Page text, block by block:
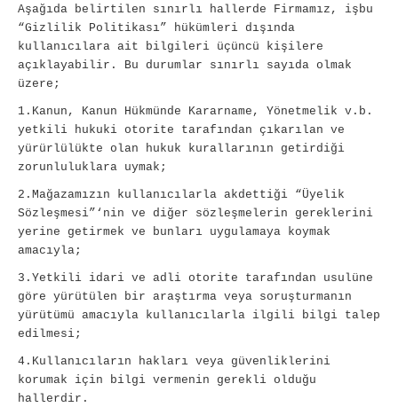
Aşağıda belirtilen sınırlı hallerde Firmamız, işbu
“Gizlilik Politikası” hükümleri dışında
kullanıcılara ait bilgileri üçüncü kişilere
açıklayabilir. Bu durumlar sınırlı sayıda olmak
üzere;
1.Kanun, Kanun Hükmünde Kararname, Yönetmelik v.b.
yetkili hukuki otorite tarafından çıkarılan ve
yürürlülükte olan hukuk kurallarının getirdiği
zorunluluklara uymak;
2.Mağazamızın kullanıcılarla akdettiği “Üyelik
Sözleşmesi”‘nin ve diğer sözleşmelerin gereklerini
yerine getirmek ve bunları uygulamaya koymak
amacıyla;
3.Yetkili idari ve adli otorite tarafından usulüne
göre yürütülen bir araştırma veya soruşturmanın
yürütümü amacıyla kullanıcılarla ilgili bilgi talep
edilmesi;
4.Kullanıcıların hakları veya güvenliklerini
korumak için bilgi vermenin gerekli olduğu
hallerdir.